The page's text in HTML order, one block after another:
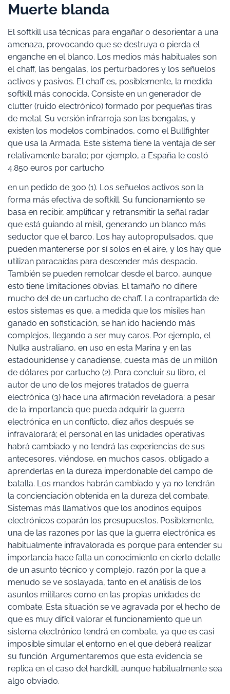
Muerte blanda
El softkill usa técnicas para engañar o desorientar a una
amenaza, provocando que se destruya o pierda el
enganche en el blanco. Los medios más habituales son
el chaff, las bengalas, los perturbadores y los señuelos
activos y pasivos. El chaff es, posiblemente, la medida
softkill más conocida. Consiste en un generador de
clutter (ruido electrónico) formado por pequeñas tiras
de metal. Su versión infrarroja son las bengalas, y
existen los modelos combinados, como el Bullfighter
que usa la Armada. Este sistema tiene la ventaja de ser
relativamente barato; por ejemplo, a España le costó
4.850 euros por cartucho.
en un pedido de 300 (1). Los señuelos activos son la
forma más efectiva de softkill. Su funcionamiento se
basa en recibir, amplificar y retransmitir la señal radar
que está guiando al misil, generando un blanco más
seductor que el barco. Los hay autopropulsados, que
pueden mantenerse por sí solos en el aire, y los hay que
utilizan paracaídas para descender más despacio.
También se pueden remolcar desde el barco, aunque
esto tiene limitaciones obvias. El tamaño no difiere
mucho del de un cartucho de chaff. La contrapartida de
estos sistemas es que, a medida que los misiles han
ganado en sofisticación, se han ido haciendo más
complejos, llegando a ser muy caros. Por ejemplo, el
Nulka australiano, en uso en esta Marina y en las
estadounidense y canadiense, cuesta más de un millón
de dólares por cartucho (2). Para concluir su libro, el
autor de uno de los mejores tratados de guerra
electrónica (3) hace una afirmación reveladora: a pesar
de la importancia que pueda adquirir la guerra
electrónica en un conflicto, diez años después se
infravalorará; el personal en las unidades operativas
habrá cambiado y no tendrá las experiencias de sus
antecesores, viéndose, en muchos casos, obligado a
aprenderlas en la dureza imperdonable del campo de
batalla. Los mandos habrán cambiado y ya no tendrán
la concienciación obtenida en la dureza del combate.
Sistemas más llamativos que los anodinos equipos
electrónicos coparán los presupuestos. Posiblemente,
una de las razones por las que la guerra electrónica es
habitualmente infravalorada es porque para entender su
importancia hace falta un conocimiento en cierto detalle
de un asunto técnico y complejo, razón por la que a
menudo se ve soslayada, tanto en el análisis de los
asuntos militares como en las propias unidades de
combate. Esta situación se ve agravada por el hecho de
que es muy difícil valorar el funcionamiento que un
sistema electrónico tendrá en combate, ya que es casi
imposible simular el entorno en el que deberá realizar
su función. Argumentaremos que esta evidencia se
replica en el caso del hardkill, aunque habitualmente sea
algo obviado.